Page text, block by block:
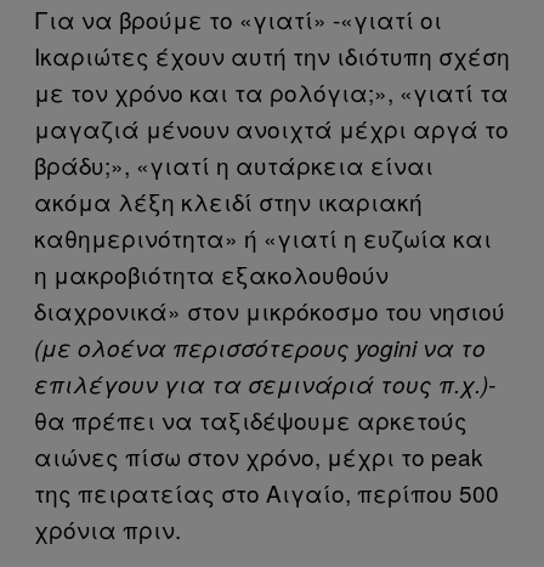
Για να βρούμε το «γιατί» -«γιατί οι
Ικαριώτες έχουν αυτή την ιδιότυπη σχέση
με τον χρόνο και τα ρολόγια;», «γιατί τα
μαγαζιά μένουν ανοιχτά μέχρι αργά το
βράδυ;», «γιατί η αυτάρκεια είναι
ακόμα λέξη κλειδί στην ικαριακή
καθημερινότητα» ή «γιατί η ευζωία και
η μακροβιότητα εξακολουθούν
διαχρονικά» στον μικρόκοσμο του νησιού
(με ολοένα περισσότερους yogini να το
επιλέγουν για τα σεμινάριά τους π.χ.)-
θα πρέπει να ταξιδέψουμε αρκετούς
αιώνες πίσω στον χρόνο, μέχρι το peak
της πειρατείας στο Αιγαίο, περίπου 500
χρόνια πριν.